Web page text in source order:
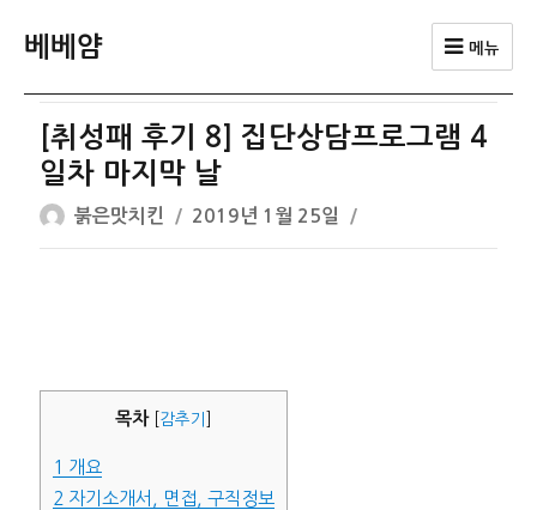
베베얌 메뉴
[취성패 후기 8] 집단상담프로그램 4
일차 마지막 날
글
쓴
붉은맛치킨
작
성
2019년 1월 25일
목차 감추기
1 개요
2 자기소개서, 면접, 구직정보